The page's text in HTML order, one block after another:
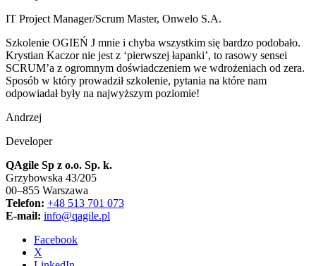
IT Project Manager/Scrum Master, Onwelo S.A.
Szkolenie OGIEŃ J mnie i chyba wszystkim się bardzo podobało.
Krystian Kaczor nie jest z ‘pierwszej łapanki’, to rasowy sensei
SCRUM’a z ogromnym doświadczeniem we wdrożeniach od zera.
Sposób w który prowadził szkolenie, pytania na które nam
odpowiadał były na najwyższym poziomie!
Andrzej
Developer
QAgile Sp z o.o. Sp. k.
Grzybowska 43/205
00–855 Warszawa
Telefon: +48 513 701 073
E-mail: info@qagile.pl
Facebook
X